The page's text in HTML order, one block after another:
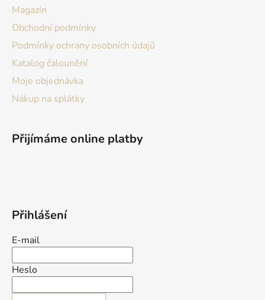
Magazín
Obchodní podmínky
Podmínky ochrany osobních údajů
Katalog čalounění
Moje objednávka
Nákup na splátky
Přijímáme online platby
Přihlášení
E-mail
Heslo